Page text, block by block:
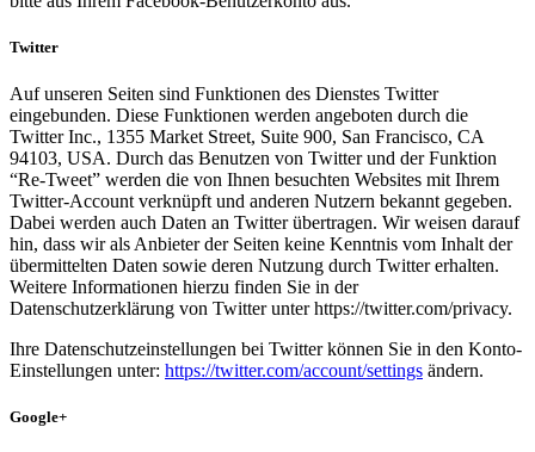
Twitter
Auf unseren Seiten sind Funktionen des Dienstes Twitter
eingebunden. Diese Funktionen werden angeboten durch die
Twitter Inc., 1355 Market Street, Suite 900, San Francisco, CA
94103, USA. Durch das Benutzen von Twitter und der Funktion
“Re-Tweet” werden die von Ihnen besuchten Websites mit Ihrem
Twitter-Account verknüpft und anderen Nutzern bekannt gegeben.
Dabei werden auch Daten an Twitter übertragen. Wir weisen darauf
hin, dass wir als Anbieter der Seiten keine Kenntnis vom Inhalt der
übermittelten Daten sowie deren Nutzung durch Twitter erhalten.
Weitere Informationen hierzu finden Sie in der
Datenschutzerklärung von Twitter unter https://twitter.com/privacy.
Ihre Datenschutzeinstellungen bei Twitter können Sie in den Konto-
Einstellungen unter: https://twitter.com/account/settings ändern.
Google+